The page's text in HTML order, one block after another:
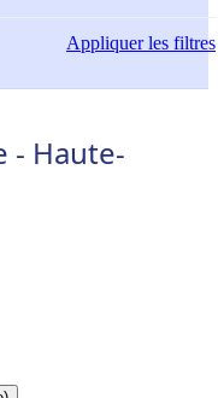
Appliquerles filtres
- Haute-